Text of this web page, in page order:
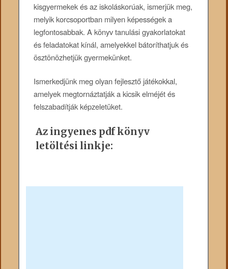
kisgyermekek és az iskoláskorúak, ismerjük meg,
melyik korcsoportban milyen képességek a
legfontosabbak. A könyv tanulási gyakorlatokat
és feladatokat kínál, amelyekkel bátoríthatjuk és
ösztönözhetjük gyermekünket.
Ismerkedjünk meg olyan fejlesztő játékokkal,
amelyek megtornáztatják a kicsik elméjét és
felszabadítják képzeletüket.
Az ingyenes pdf könyv
letöltési linkje: